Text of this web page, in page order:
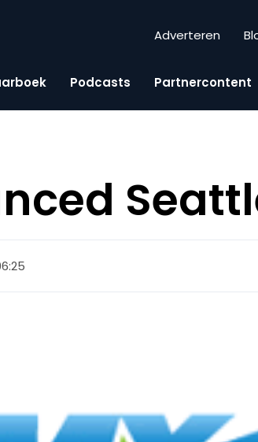
Adverteren
Podcasts Partnercontent